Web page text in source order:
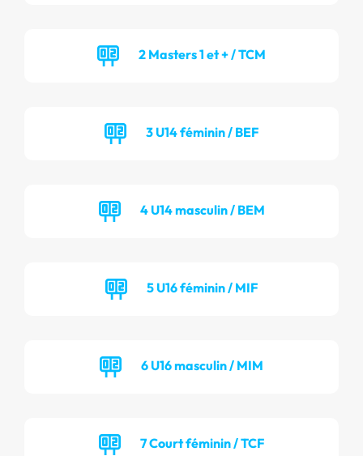
2 Masters 1 et + / TCM
3 U14 féminin / BEF
4 U14 masculin / BEM
5 U16 féminin / MIF
6 U16 masculin / MIM
7 Court féminin / TCF